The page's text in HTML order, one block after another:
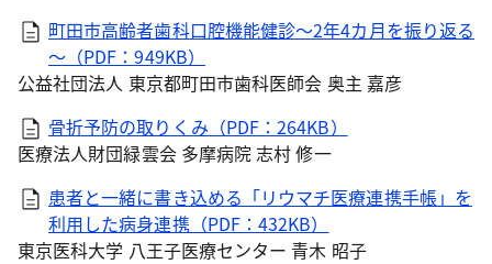
町田市高齢者歯科口腔機能健診～2年4カ月を振り返る
～（PDF：949KB）
公益社団法人 東京都町田市歯科医師会 奥主 嘉彦
骨折予防の取りくみ（PDF：264KB）
医療法人財団緑雲会 多摩病院 志村 修一
患者と一緒に書き込める「リウマチ医療連携手帳」を
利用した病身連携（PDF：432KB）
東京医科大学 八王子医療センター 青木 昭子